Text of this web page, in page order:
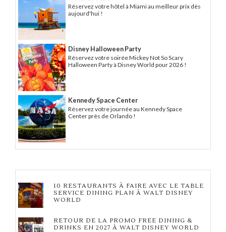
Réservez votre hôtel à Miami au meilleur prix dès
aujourd'hui !
Disney Halloween Party
Réservez votre soirée Mickey Not So Scary
Halloween Party à Disney World pour 2026 !
Kennedy Space Center
Réservez votre journée au Kennedy Space
Center près de Orlando !
10 RESTAURANTS À FAIRE AVEC LE TABLE
SERVICE DINING PLAN À WALT DISNEY
WORLD
RETOUR DE LA PROMO FREE DINING &
DRINKS EN 2027 À WALT DISNEY WORLD